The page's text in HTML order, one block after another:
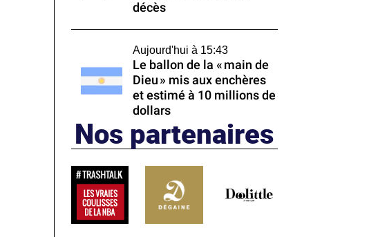
décès
Aujourd'hui à 15:43
Le ballon de la « main de
Dieu » mis aux enchères
et estimé à 10 millions de
dollars
Nos partenaires